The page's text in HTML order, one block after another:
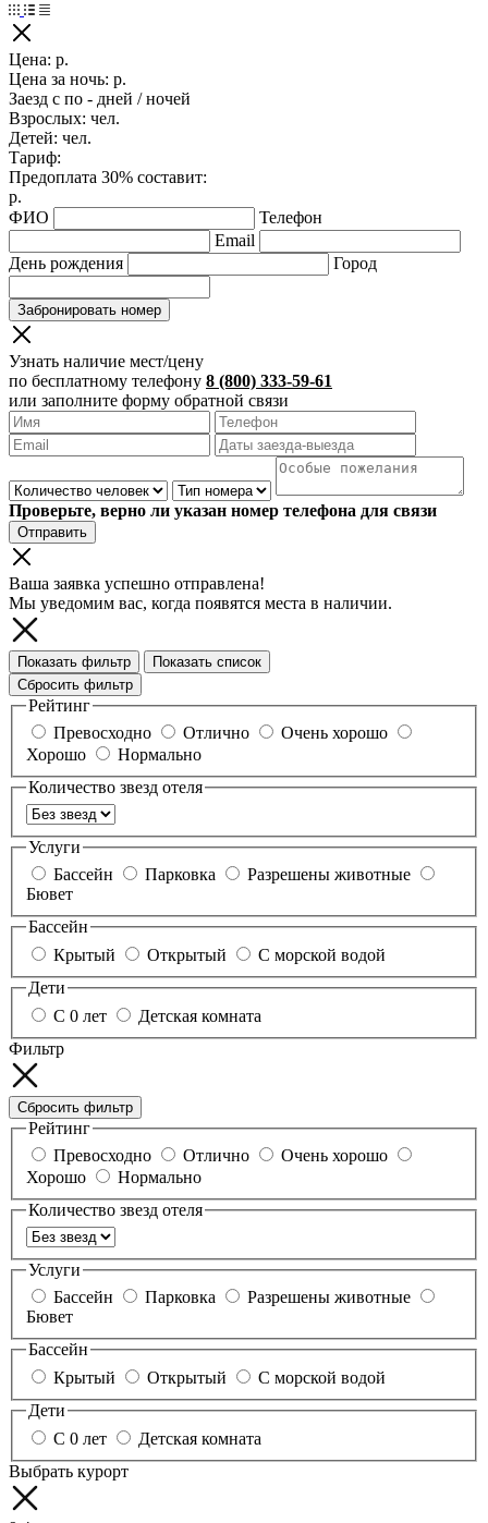
Цена: р.
Цена за ночь: р.
Заезд с по - дней /ночей
Взрослых: чел.
Детей: чел.
Тариф:
Предоплата 30% составит:
р.
ФИО
Телефон
Email
День рождения
Город
Забронировать номер
Узнать наличие мест/цену
по бесплатному телефону 8 (800) 333-59-61
или заполните форму обратной связи
Проверьте, верно ли указан номер телефона для связи
Отправить
Ваша заявка успешно отправлена!
Мы уведомим вас, когда появятся места в наличии.
Показать фильтр
Показать список
Сбросить фильтр
Рейтинг
Превосходно
Отлично
Очень хорошо
Хорошо
Нормально
Количество звезд отеля
Услуги
Бассейн
Парковка
Разрешены животные
Бювет
Бассейн
Крытый
Открытый
С морской водой
Дети
С 0 лет
Детская комната
Фильтр
Сбросить фильтр
Рейтинг
Превосходно
Отлично
Очень хорошо
Хорошо
Нормально
Количество звезд отеля
Услуги
Бассейн
Парковка
Разрешены животные
Бювет
Бассейн
Крытый
Открытый
С морской водой
Дети
С 0 лет
Детская комната
Выбрать курорт